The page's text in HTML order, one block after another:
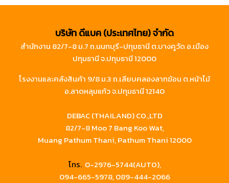
บริษัท ดีแบค (ประเทศไทย) จำกัด
สำนักงาน 82/7-8 ม.7 ถ.นนทบุรี-ปทุมธานี ต.บางคูวัด อ.เมือง
ปทุมธานี จ.ปทุมธานี 12000
โรงงานและคลังสินค้า 9/8 ม.3 ถ.เลียบคลองลากฆ้อน ต.หน้าไม้
อ.ลาดหลุมแก้ว จ.ปทุมธานี 12140
DEBAC (THAILAND) CO.,LTD
82/7-8 Moo 7 Bang Koo Wat,
Muang Pathum Thani, Pathum Thani 12000
โทร. 0-2976-5744(AUTO),
094-665-5978,089-444-2066